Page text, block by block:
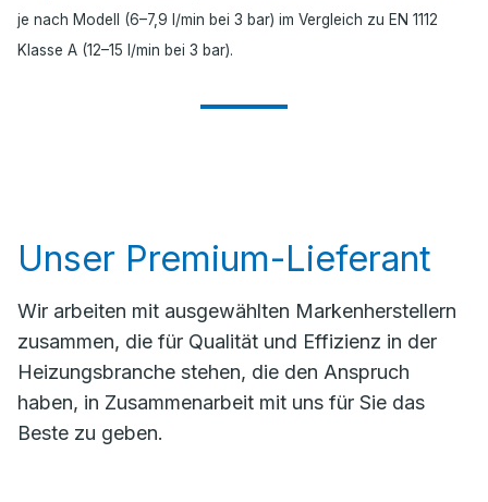
je nach Modell (6–7,9 l/min bei 3 bar) im Vergleich zu EN 1112
Klasse A (12–15 l/min bei 3 bar).
Unser Premium-Lieferant
Wir arbeiten mit ausgewählten Markenherstellern
zusammen, die für Qualität und Effizienz in der
Heizungsbranche stehen, die den Anspruch
haben, in Zusammenarbeit mit uns für Sie das
Beste zu geben.